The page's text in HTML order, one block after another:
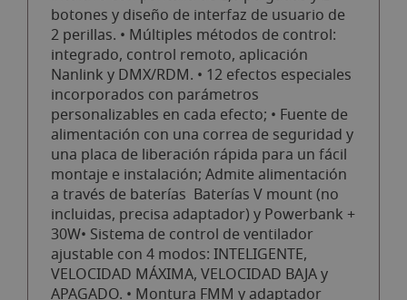
botones y diseño de interfaz de usuario de
2 perillas. • Múltiples métodos de control:
integrado, control remoto, aplicación
Nanlink y DMX/RDM. • 12 efectos especiales
incorporados con parámetros
personalizables en cada efecto; • Fuente de
alimentación con una correa de seguridad y
una placa de liberación rápida para un fácil
montaje e instalación; Admite alimentación
a través de baterías Baterías V mount (no
incluidas, precisa adaptador) y Powerbank +
30W• Sistema de control de ventilador
ajustable con 4 modos: INTELIGENTE,
VELOCIDAD MÁXIMA, VELOCIDAD BAJA y
APAGADO. • Montura FMM y adaptador